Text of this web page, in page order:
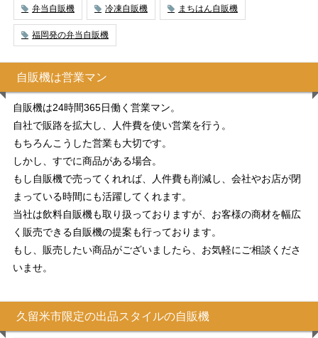
弁当自販機 冷凍自販機 まちはん自販機
福岡発の弁当自販機
自販機は営業マン
自販機は24時間365日働く営業マン。
自社で販路を拡大し、人件費を使い営業を行う。
もちろんこうした営業も大切です。
しかし、すでに商品がある場合。
もし自販機で売ってくれれば、人件費も削減し、会社やお店が閉
まっている時間にも活躍してくれます。
当社は飲料自販機も取り扱っておりますが、お客様の商材を幅広
く販売できる自販機の提案も行っております。
もし、販売したい商品がございましたら、お気軽にご相談くださ
いませ。
久留米市限定の出品スタイルの自販機